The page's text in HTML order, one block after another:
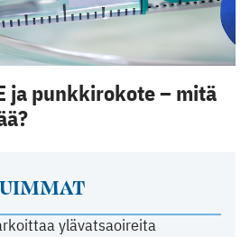
ylävatsaoireita
ja punkkirokote – mitä